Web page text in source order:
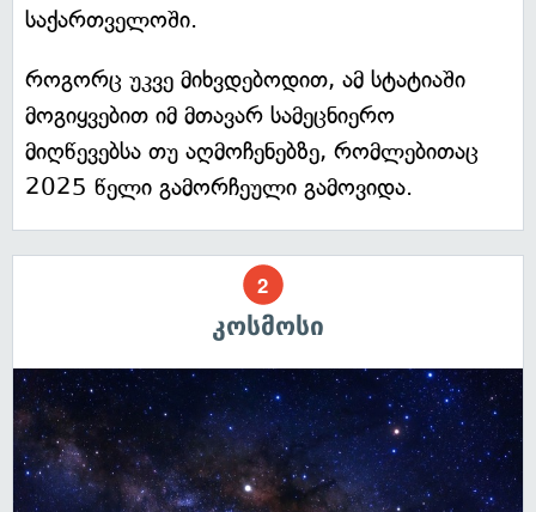
საქართველოში.
როგორც უკვე მიხვდებოდით, ამ სტატიაში
მოგიყვებით იმ მთავარ სამეცნიერო
მიღწევებსა თუ აღმოჩენებზე, რომლებითაც
2025 წელი გამორჩეული გამოვიდა.
კოსმოსი